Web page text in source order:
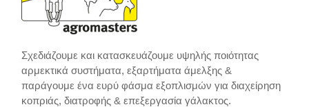
Σχεδιάζουμε και κατασκευάζουμε υψηλής ποιότητας
αρμεκτικά συστήματα, εξαρτήματα άμελξης &
παράγουμε ένα ευρύ φάσμα εξοπλισμών για διαχείρηση
κοπριάς, διατροφής & επεξεργασία γάλακτος.